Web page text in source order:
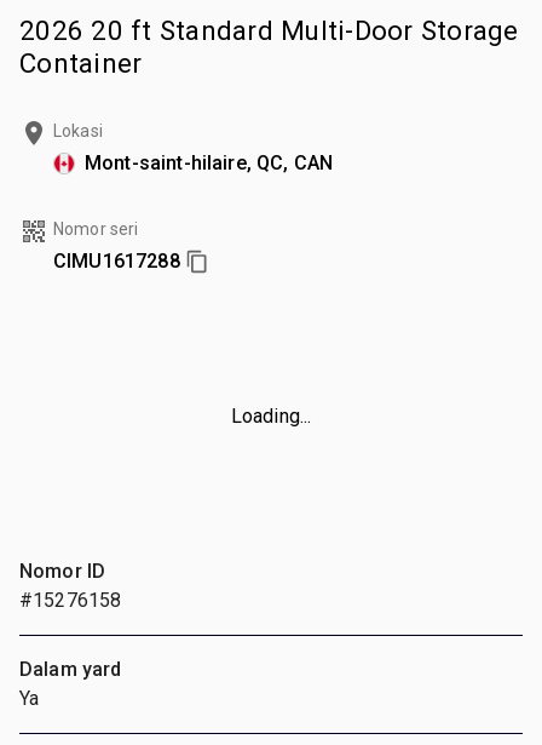
2026 20 ft Standard Multi-Door Storage
Container
Lokasi
Mont-saint-hilaire, QC, CAN
Nomor seri
CIMU1617288
Loading...
Nomor ID
#15276158
Dalam yard
Ya